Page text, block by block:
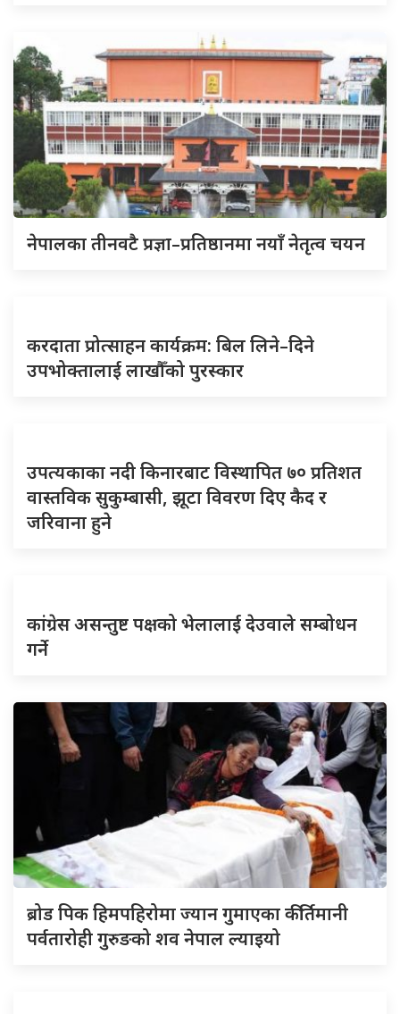
नेपालका तीनवटै प्रज्ञा–प्रतिष्ठानमा नयाँ नेतृत्व चयन
करदाता प्रोत्साहन कार्यक्रम: बिल लिने–दिने
उपभोक्तालाई लाखौँको पुरस्कार
उपत्यकाका नदी किनारबाट विस्थापित ७० प्रतिशत
वास्तविक सुकुम्बासी, झूटा विवरण दिए कैद र
जरिवाना हुने
कांग्रेस असन्तुष्ट पक्षको भेलालाई देउवाले सम्बोधन
गर्ने
ब्रोड पिक हिमपहिरोमा ज्यान गुमाएका कीर्तिमानी
पर्वतारोही गुरुङको शव नेपाल ल्याइयो